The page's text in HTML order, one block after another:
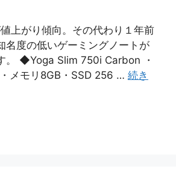
上がり傾向。その代わり１年前
名度の低いゲーミングノートが
。 ◆Yoga Slim 750i Carbon ・
メモリ8GB・SSD 256 … 続き